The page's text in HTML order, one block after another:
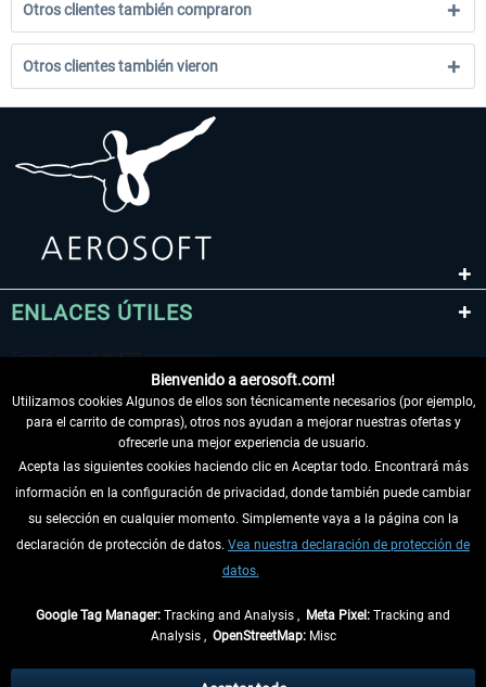
Otros clientes también compraron
Otros clientes también vieron
ENLACES ÚTILES
DESISTIR DEL CONTRATO
INFORMACIÓN
Bienvenido a aerosoft.com!
Utilizamos cookies Algunos de ellos son técnicamente necesarios (por ejemplo,
para el carrito de compras), otros nos ayudan a mejorar nuestras ofertas y
ofrecerle una mejor experiencia de usuario.
Acepta las siguientes cookies haciendo clic en Aceptar todo. Encontrará más
información en la configuración de privacidad, donde también puede cambiar
su selección en cualquier momento. Simplemente vaya a la página con la
declaración de protección de datos. Vea nuestra declaración de protección de
datos.
Google Tag Manager: Tracking and Analysis , Meta Pixel: Tracking and
Analysis , OpenStreetMap:Misc